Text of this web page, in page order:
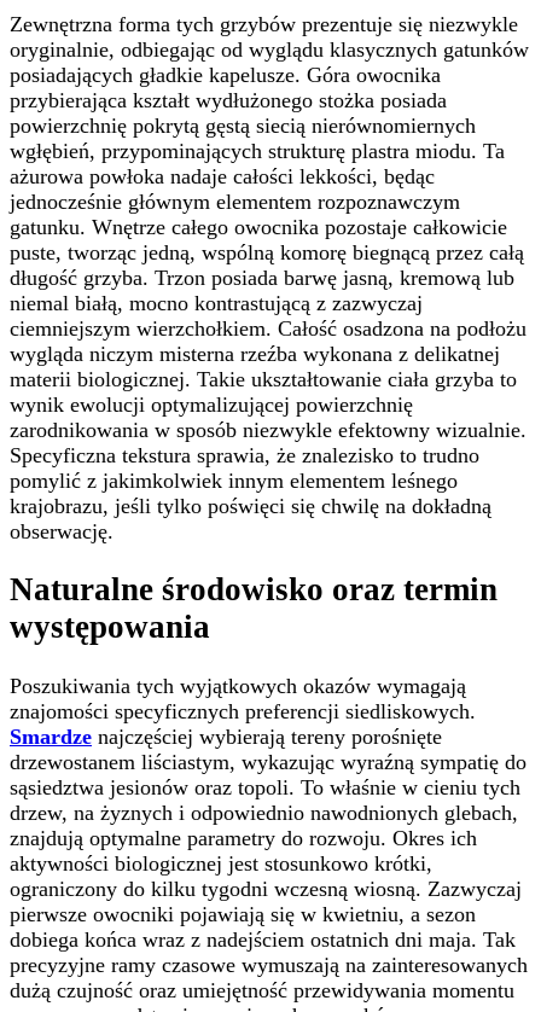
Zewnętrzna forma tych grzybów prezentuje się niezwykle
oryginalnie, odbiegając od wyglądu klasycznych gatunków
posiadających gładkie kapelusze. Góra owocnika
przybierająca kształt wydłużonego stożka posiada
powierzchnię pokrytą gęstą siecią nierównomiernych
wgłębień, przypominających strukturę plastra miodu. Ta
ażurowa powłoka nadaje całości lekkości, będąc
jednocześnie głównym elementem rozpoznawczym
gatunku. Wnętrze całego owocnika pozostaje całkowicie
puste, tworząc jedną, wspólną komorę biegnącą przez całą
długość grzyba. Trzon posiada barwę jasną, kremową lub
niemal białą, mocno kontrastującą z zazwyczaj
ciemniejszym wierzchołkiem. Całość osadzona na podłożu
wygląda niczym misterna rzeźba wykonana z delikatnej
materii biologicznej. Takie ukształtowanie ciała grzyba to
wynik ewolucji optymalizującej powierzchnię
zarodnikowania w sposób niezwykle efektowny wizualnie.
Specyficzna tekstura sprawia, że znalezisko to trudno
pomylić z jakimkolwiek innym elementem leśnego
krajobrazu, jeśli tylko poświęci się chwilę na dokładną
obserwację.
Naturalne środowisko oraz termin
występowania
Poszukiwania tych wyjątkowych okazów wymagają
znajomości specyficznych preferencji siedliskowych.
Smardze najczęściej wybierają tereny porośnięte
drzewostanem liściastym, wykazując wyraźną sympatię do
sąsiedztwa jesionów oraz topoli. To właśnie w cieniu tych
drzew, na żyznych i odpowiednio nawodnionych glebach,
znajdują optymalne parametry do rozwoju. Okres ich
aktywności biologicznej jest stosunkowo krótki,
ograniczony do kilku tygodni wczesną wiosną. Zazwyczaj
pierwsze owocniki pojawiają się w kwietniu, a sezon
dobiega końca wraz z nadejściem ostatnich dni maja. Tak
precyzyjne ramy czasowe wymuszają na zainteresowanych
dużą czujność oraz umiejętność przewidywania momentu